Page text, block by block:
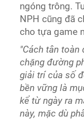
ngóng trông.
NPH cũng đã
cho tựa game
"Cách tân
chặng đường
giải trí của số
bền vững là
kể từ ngày ra
này, mặc dù